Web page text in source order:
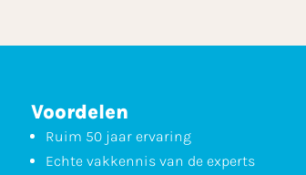
Voordelen
Ruim 50 jaar ervaring
Echte vakkennis van de experts